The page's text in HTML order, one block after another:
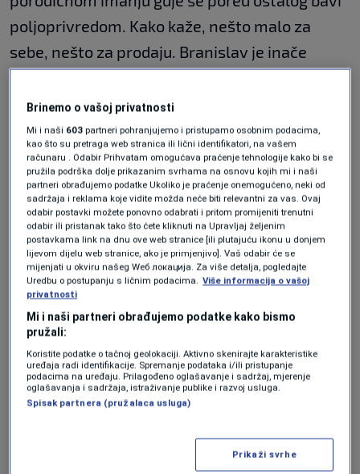
poljoprivredom. Kako kaže, nešto malo za
sebe, nešto za prodaju. Branislav je inače
engleskog jezika, koja trenutno radi u školi, „
određeno vrijeme“,do aprila sljedeće godine.
Obojica su oženjeni i imaju djecu, Branislav
dvoje, a Tomislav jedno a drugo „na putu“, kako
ste to kaže.
"Prije nekoliko godina kada je moj brat otišao
u Njemačku da radi počeli smo uređivati ovaj,
tada potpuno zarasli prostor, u nanosima
smeća, koje su ljudi ostavili i rijeka nanijela.
Brat je to većim dijelom finansirao, a ja sam
bio taj koji je na terenu realizovao naše
zamisli",počinje priču Branislav.
Nakon što su uredili plažu, ozidali kamenom
Brinemo o vašoj privatnosti
Mi i naši 603 partneri pohranjujemo i pristupamo osobnim podacima,
kao što su pretraga web stranica ili lični identifikatori, na vašem
računaru . Odabir Prihvatam omogućava praćenje tehnologije kako bi se
pružila podrška dolje prikazanim svrhama na osnovu kojih mi i naši
partneri obrađujemo podatke Ukoliko je praćenje onemogućeno, neki od
sadržaja i reklama koje vidite možda neće biti relevantni za vas. Ovaj
odabir postavki možete ponovno odabrati i pritom promijeniti trenutni
odabir ili pristanak tako što ćete kliknuti na Upravljaj željenim
postavkama link na dnu ove web stranice [ili plutajuću ikonu u donjem
lijevom dijelu web stranice, ako je primjenjivo]. Vaš odabir će se
mijenjati u okviru našeg Wеб локација. Za više detalja, pogledajte
Uredbu o postupanju s ličnim podacima. Više informacija o vašoj
privatnosti
Mi i naši partneri obrađujemo podatke kako bismo
pružali:
Koristite podatke o tačnoj geolokaciji. Aktivno skenirajte karakteristike
uređaja radi identifikacije. Spremanje podataka i/ili pristupanje
podacima na uređaju. Prilagođeno oglašavanje i sadržaj, mjerenje
oglašavanja i sadržaja, istraživanje publike i razvoj usluga.
Spisak partnera (pružalaca usluga)
Prikaži svrhe